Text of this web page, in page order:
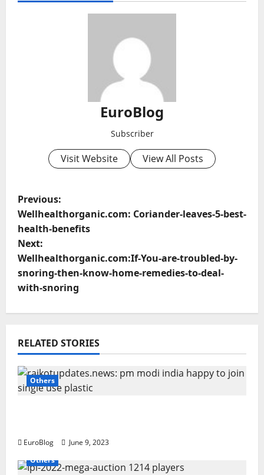
EuroBlog
Subscriber
Visit Website View All Posts
P
o
s
t
v
i
t
Previous:
Wellhealthorganic.com: Coriander-leaves-5-best-
health-benefits
Next:
Wellhealthorganic.com:If-You-are-troubled-by-
snoring-then-know-home-remedies-to-deal-
with-snoring
RELATED STORIES
Others
EuroBlog
June 9, 2023
Others